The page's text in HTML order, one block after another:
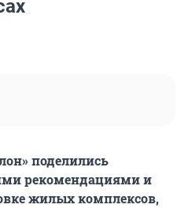
поделились
рекомендациями и
жилых комплексов,